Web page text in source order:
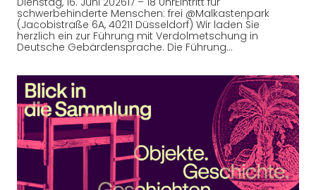
schwerbehinderte Menschen: frei @Malkastenpark
(Jacobistraße 6A, 40211 Düsseldorf) Wir laden Sie
herzlich ein zur Führung mit Verdolmetschung in
Deutsche Gebärdensprache. Die Führung…